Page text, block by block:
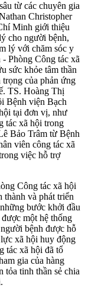
từ các chuyên gia
Christopher
Minh giới thiệu
cho người bệnh,
lý với chăm sóc y
Phòng Công tác xã
sức khỏe tâm thần
của phản ứng
TS. Hoàng Thị
Bệnh viện Bạch
tại đơn vị, như
tác xã hội trong
Bảo Trâm từ Bệnh
viên công tác xã
việc hỗ trợ
Công tác xã hội
và phát triển
bước khởi đầu
một hệ thống
bệnh được hỗ
xã hội huy động
tác xã hội đã tổ
gia của hàng
tỏa tinh thần sẻ chia